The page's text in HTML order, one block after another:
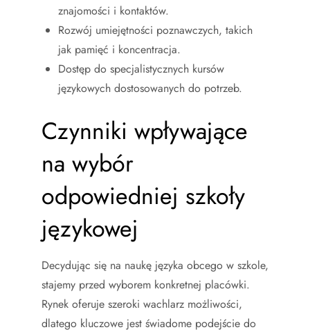
znajomości i kontaktów.
Rozwój umiejętności poznawczych, takich
jak pamięć i koncentracja.
Dostęp do specjalistycznych kursów
językowych dostosowanych do potrzeb.
Czynniki wpływające
na wybór
odpowiedniej szkoły
językowej
Decydując się na naukę języka obcego w szkole,
stajemy przed wyborem konkretnej placówki.
Rynek oferuje szeroki wachlarz możliwości,
dlatego kluczowe jest świadome podejście do